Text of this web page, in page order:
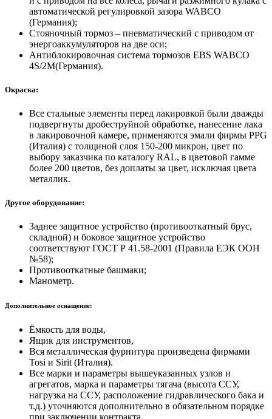
автоматической регулировкой зазора WABCO
(Германия);
Стояночный тормоз – пневматический с приводом от
энергоаккумуляторов на две оси;
Антиблокировочная система тормозов EBS WABCO
4S/2M(Германия).
Окраска:
Все стальные элементы перед лакировкой были дважды
подвергнуты дробеструйной обработке, нанесение лака
в лакировочной камере, применяются эмали фирмы PPG
(Италия) с толщиной слоя 150-200 микрон, цвет по
выбору заказчика по каталогу RAL, в цветовой гамме
более 200 цветов, без доплаты за цвет, исключая цвета
металлик.
Другое оборудование:
Заднее защитное устройство (противооткатный брус,
складной) и боковое защитное устройство
соответствуют ГОСТ Р 41.58-2001 (Правила ЕЭК ООН
№58);
Противооткатные башмаки;
Манометр.
Дополнительное оснащение:
Ёмкость для воды,
Ящик для инструментов,
Вся металлическая фурнитура произведена фирмами
Tosi и Sirit (Италия).
Все марки и параметры вышеуказанных узлов и
агрегатов, марка и параметры тягача (высота ССУ,
нагрузка на ССУ, расположение гидравлического бака и
т.д.) уточняются дополнительно в обязательном порядке